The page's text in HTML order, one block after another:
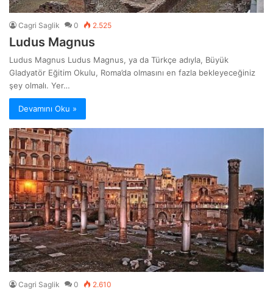
Cagri Saglik 0 2.525
Ludus Magnus
Ludus Magnus Ludus Magnus, ya da Türkçe adıyla, Büyük
Gladyatör Eğitim Okulu, Roma’da olmasını en fazla bekleyeceğiniz
şey olmalı. Yer…
Devamını Oku »
Cagri Saglik 0 2.610